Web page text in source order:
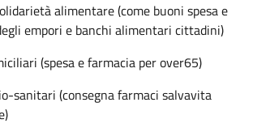
alimentare (come buoni spesa e
empori e banchi alimentari cittadini)
(spesa e farmacia per over65)
sanitari (consegna farmaci salvavita